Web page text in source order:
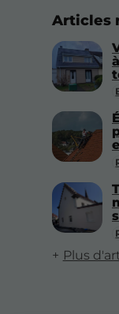
Articles
Plus